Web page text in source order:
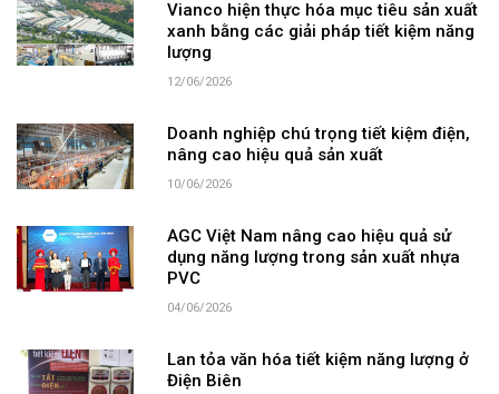
Vianco hiện thực hóa mục tiêu sản xuất
xanh bằng các giải pháp tiết kiệm năng
lượng
12/06/2026
Doanh nghiệp chú trọng tiết kiệm điện,
nâng cao hiệu quả sản xuất
10/06/2026
AGC Việt Nam nâng cao hiệu quả sử
dụng năng lượng trong sản xuất nhựa
PVC
04/06/2026
Lan tỏa văn hóa tiết kiệm năng lượng ở
Điện Biên